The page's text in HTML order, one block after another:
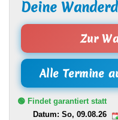
Deine
Zur
Alle Termine
🟢 Findet garantiert statt
Datum: So, 09.08.26